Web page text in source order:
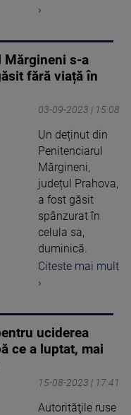
›
Mărgineni s-a
fără viață în
03-09-2023 | 15:08
Un deținut din
Penitenciarul
Mărgineni,
județul Prahova,
a fost găsit
spânzurat în
celula sa,
duminică.
Citeste mai mult
›
uciderea
ce a luptat, mai
15-08-2023 | 17:41
Autorităţile ruse